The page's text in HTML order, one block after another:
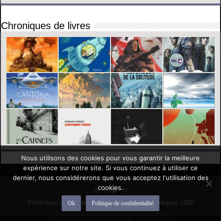
Chroniques de livres
Promoteur officiel des mondes de l'imaginaire depuis 1992
Nous utilisons des cookies pour vous garantir la meilleure
expérience sur notre site. Si vous continuez à utiliser ce
dernier, nous considérerons que vous acceptez l'utilisation des
cookies.
Ok Politique de confidentialité